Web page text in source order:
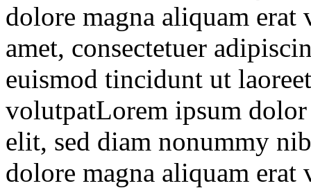
dolore magna aliquam
amet, consectetuer
euismod tincidunt ut
volutpatLorem ipsum
elit, sed diam nonummy
dolore magna aliquam